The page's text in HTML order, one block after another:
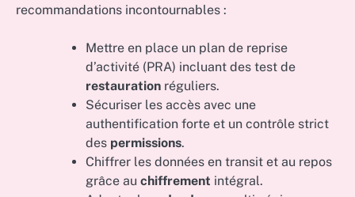
recommandations incontournables :
Mettre en place un plan de reprise
d’activité (PRA) incluant des test de
restauration réguliers.
Sécuriser les accès avec une
authentification forte et un contrôle strict
des permissions.
Chiffrer les données en transit et au repos
grâce au chiffrement intégral.